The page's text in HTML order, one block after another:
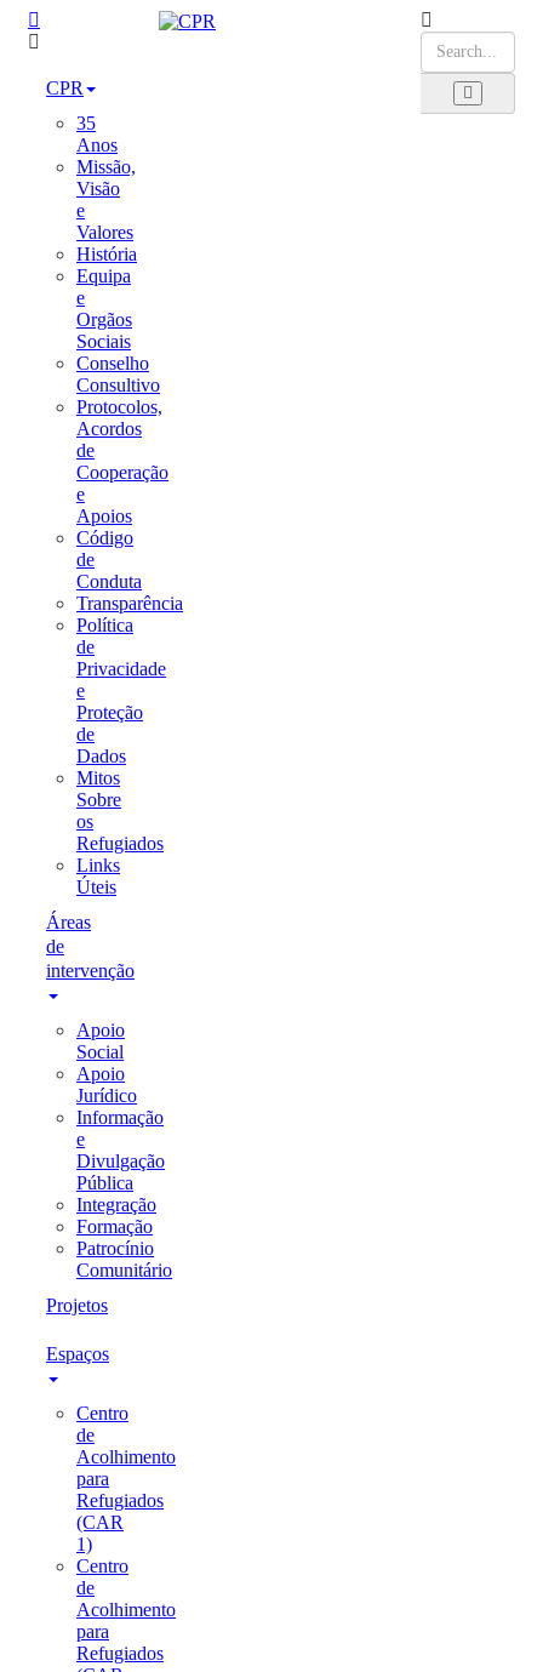
CPR
35
Anos
Missão,
Visão
e
Valores
História
Equipa
e
Orgãos
Sociais
Conselho
Consultivo
Protocolos,
Acordos
de
Cooperação
e
Apoios
Código
de
Conduta
Transparência
Política
de
Privacidade
e
Proteção
de
Dados
Mitos
Sobre
os
Refugiados
Links
Úteis
Áreas
de
intervenção
Apoio
Social
Apoio
Jurídico
Informação
e
Divulgação
Pública
Integração
Formação
Patrocínio
Comunitário
Projetos
Espaços
Centro
de
Acolhimento
para
Refugiados
(CAR
1)
Centro
de
Acolhimento
para
Refugiados